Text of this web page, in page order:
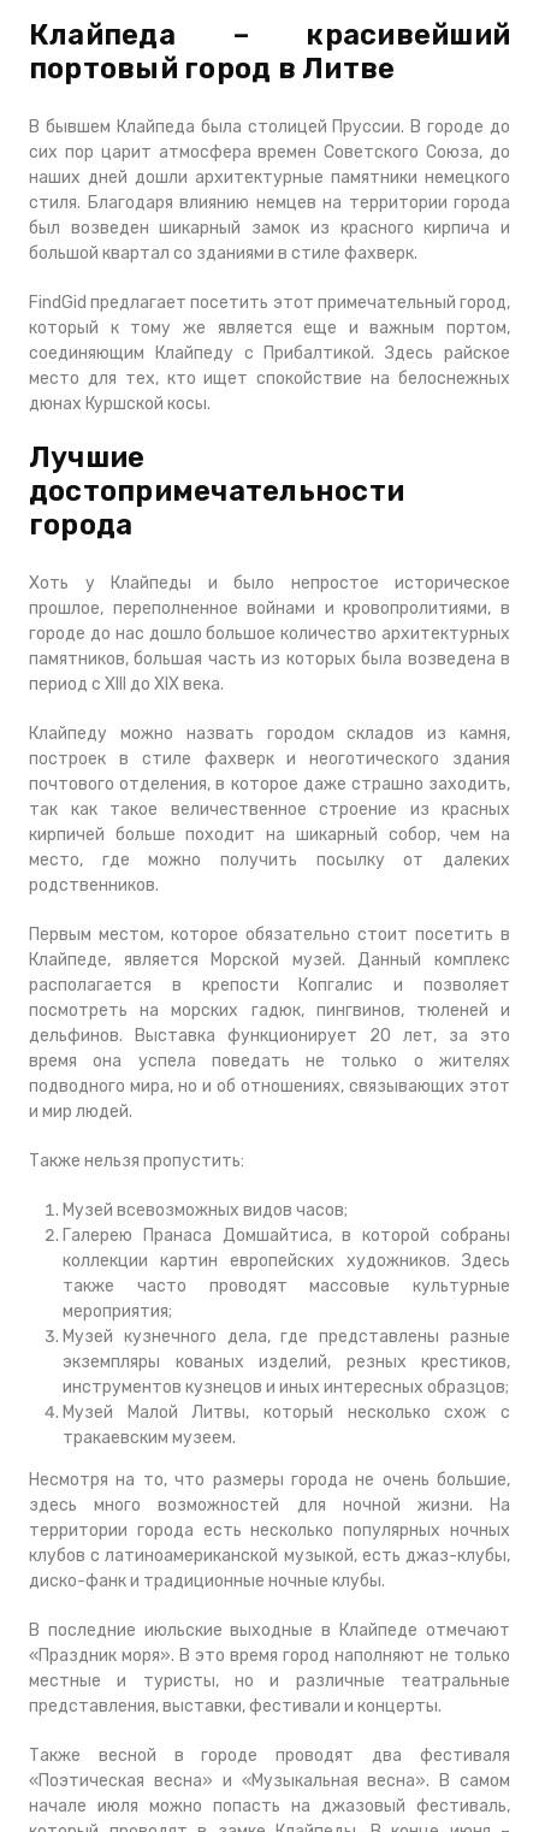
Клайпеда – красивейший
портовый город в Литве
В бывшем Клайпеда была столицей Пруссии. В городе до
сих пор царит атмосфера времен Советского Союза, до
наших дней дошли архитектурные памятники немецкого
стиля. Благодаря влиянию немцев на территории города
был возведен шикарный замок из красного кирпича и
большой квартал со зданиями в стиле фахверк.
FindGid предлагает посетить этот примечательный город,
который к тому же является еще и важным портом,
соединяющим Клайпеду с Прибалтикой. Здесь райское
место для тех, кто ищет спокойствие на белоснежных
дюнах Куршской косы.
Лучшие
достопримечательности
города
Хоть у Клайпеды и было непростое историческое
прошлое, переполненное войнами и кровопролитиями, в
городе до нас дошло большое количество архитектурных
памятников, большая часть из которых была возведена в
период с XIII до XIX века.
Клайпеду можно назвать городом складов из камня,
построек в стиле фахверк и неоготического здания
почтового отделения, в которое даже страшно заходить,
так как такое величественное строение из красных
кирпичей больше походит на шикарный собор, чем на
место, где можно получить посылку от далеких
родственников.
Первым местом, которое обязательно стоит посетить в
Клайпеде, является Морской музей. Данный комплекс
располагается в крепости Копгалис и позволяет
посмотреть на морских гадюк, пингвинов, тюленей и
дельфинов. Выставка функционирует 20 лет, за это
время она успела поведать не только о жителях
подводного мира, но и об отношениях, связывающих этот
и мир людей.
Также нельзя пропустить:
Музей всевозможных видов часов;
Галерею Пранаса Домшайтиса, в которой собраны
коллекции картин европейских художников. Здесь
также часто проводят массовые культурные
мероприятия;
Музей кузнечного дела, где представлены разные
экземпляры кованых изделий, резных крестиков,
инструментов кузнецов и иных интересных образцов;
Музей Малой Литвы, который несколько схож с
тракаевским музеем.
Несмотря на то, что размеры города не очень большие,
здесь много возможностей для ночной жизни. На
территории города есть несколько популярных ночных
клубов с латиноамериканской музыкой, есть джаз-клубы,
диско-фанк и традиционные ночные клубы.
В последние июльские выходные в Клайпеде отмечают
«Праздник моря». В это время город наполняют не только
местные и туристы, но и различные театральные
представления, выставки, фестивали и концерты.
Также весной в городе проводят два фестиваля
«Поэтическая весна» и «Музыкальная весна». В самом
начале июля можно попасть на джазовый фестиваль,